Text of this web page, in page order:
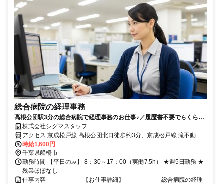
総合病院の経理事務
高根公団駅3分の総合病院で経理事務のお仕事♪／履歴書不要でらくらく
応募可能★
株式会社シグマスタッフ
アクセス 京成松戸線 高根公団北口徒歩約3分、京成松戸線 滝不動出
入口2徒歩約11分、京成松戸線 高根木戸北口徒歩約11分 新京成線高
根公団駅より徒歩3分
時給1,600円
千葉県船橋市
勤務時間 【平日のみ】 8：30～17：00（実働7.5h） ★週5日勤務 ★
残業ほぼなし
仕事内容 ――――――【お仕事詳細】―――――― 総合病院の経理